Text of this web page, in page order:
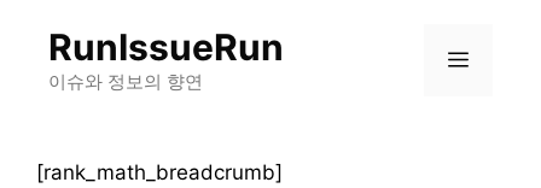
RunIssueRun
이슈와 정보의 향연
메
[rank_math_breadcrumb]